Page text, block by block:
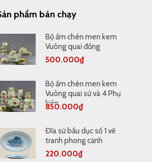
phẩm bán chạy
Bộ ấm chén men kem
Vuông quai đồng
500.000₫
Bộ ấm chén men kem
Vuông quai sứ và 4 Phụ
kiện
850.000₫
Đĩa sứ bầu dục số 1 vẽ
tranh phong cảnh
220.000₫